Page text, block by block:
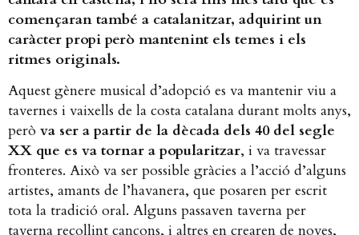
començaran també a catalanitzar, adquirint un
caràcter propi però mantenint els temes i els
ritmes originals.
Aquest gènere musical d’adopció es va mantenir viu a
tavernes i vaixells de la costa catalana durant molts anys,
però va ser a partir de la dècada dels 40 del segle
XX que es va tornar a popularitzar, i va travessar
fronteres. Això va ser possible gràcies a l’acció d’alguns
artistes, amants de l’havanera, que posaren per escrit
tota la tradició oral. Alguns passaven taverna per
taverna recollint cançons, i altres en crearen de noves,